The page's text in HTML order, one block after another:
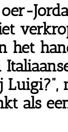
het
Luigi?”,
als